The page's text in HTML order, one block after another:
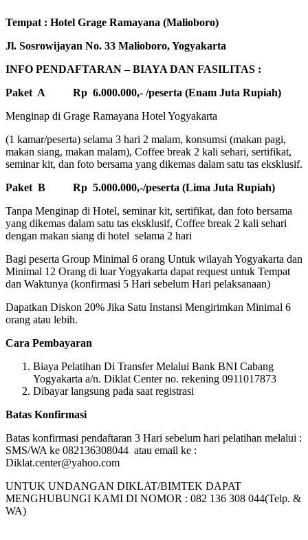
Tempat : Hotel Grage Ramayana (Malioboro)
Jl. Sosrowijayan No. 33 Malioboro, Yogyakarta
INFO PENDAFTARAN – BIAYA DAN FASILITAS :
Paket A
Rp 6.000.000,- /peserta (Enam Juta Rupiah)
Menginap di Grage Ramayana Hotel Yogyakarta
(1 kamar/peserta) selama 3 hari 2 malam, konsumsi (makan pagi,
makan siang, makan malam), Coffee break 2 kali sehari, sertifikat,
seminar kit, dan foto bersama yang dikemas dalam satu tas eksklusif.
Paket B
Rp 5.000.000,-/peserta (Lima Juta Rupiah)
Tanpa Menginap di Hotel, seminar kit, sertifikat, dan foto bersama
yang dikemas dalam satu tas eksklusif, Coffee break 2 kali sehari
dengan makan siang di hotel selama 2 hari
Bagi peserta Group Minimal 6 orang Untuk wilayah Yogyakarta dan
Minimal 12 Orang di luar Yogyakarta dapat request untuk Tempat
dan Waktunya (konfirmasi 5 Hari sebelum Hari pelaksanaan)
Dapatkan Diskon 20% Jika Satu Instansi Mengirimkan Minimal 6
orang atau lebih.
Cara Pembayaran
Biaya Pelatihan Di Transfer Melalui Bank BNI Cabang
Yogyakarta a/n. Diklat Center no. rekening 0911017873
Dibayar langsung pada saat registrasi
Batas Konfirmasi
Batas konfirmasi pendaftaran 3 Hari sebelum hari pelatihan melalui :
SMS/WA ke 082136308044 atau email ke :
Diklat.center@yahoo.com
UNTUK UNDANGAN DIKLAT/BIMTEK DAPAT
MENGHUBUNGI KAMI DI NOMOR : 082 136 308 044(Telp. &
WA)